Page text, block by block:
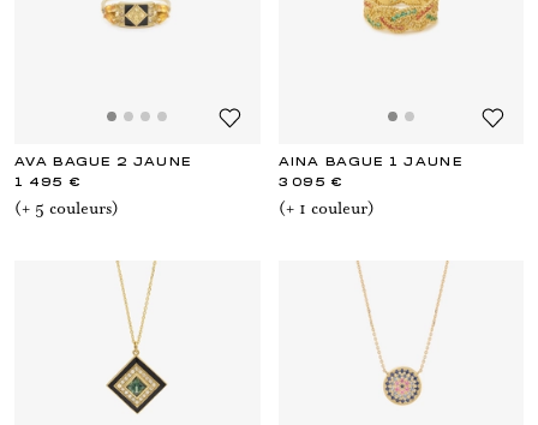
AVA BAGUE 2 JAUNE
1 495 €
(+ 5 couleurs)
AINA BAGUE 1 JAUNE
3 095 €
(+ 1 couleur)